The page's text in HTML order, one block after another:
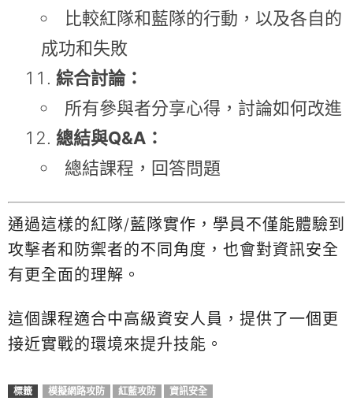
比較紅隊和藍隊的行動，以及各自的
成功和失敗
綜合討論：
所有參與者分享心得，討論如何改進
總結與Q&A：
總結課程，回答問題
通過這樣的紅隊/藍隊實作，學員不僅能體驗到
攻擊者和防禦者的不同角度，也會對資訊安全
有更全面的理解。
這個課程適合中高級資安人員，提供了一個更
接近實戰的環境來提升技能。
標籤 模擬網路攻防 紅藍攻防 資訊安全